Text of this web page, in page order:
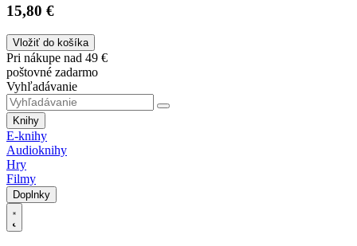
15,80 €
Vložiť do košíka
Pri nákupe nad 49 €
poštovné zadarmo
Vyhľadávanie
Knihy
E-knihy
Audioknihy
Hry
Filmy
Doplnky